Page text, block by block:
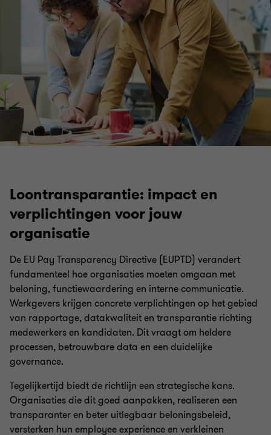
Loontransparantie: impact en
verplichtingen voor jouw
organisatie
De EU Pay Transparency Directive (EUPTD) verandert
fundamenteel hoe organisaties moeten omgaan met
beloning, functiewaardering en interne communicatie.
Werkgevers krijgen concrete verplichtingen op het gebied
van rapportage, datakwaliteit en transparantie richting
medewerkers en kandidaten. Dit vraagt om heldere
processen, betrouwbare data en een duidelijke
governance.
Tegelijkertijd biedt de richtlijn een strategische kans.
Organisaties die dit goed aanpakken, realiseren een
transparanter en beter uitlegbaar beloningsbeleid,
versterken hun employee experience en verkleinen